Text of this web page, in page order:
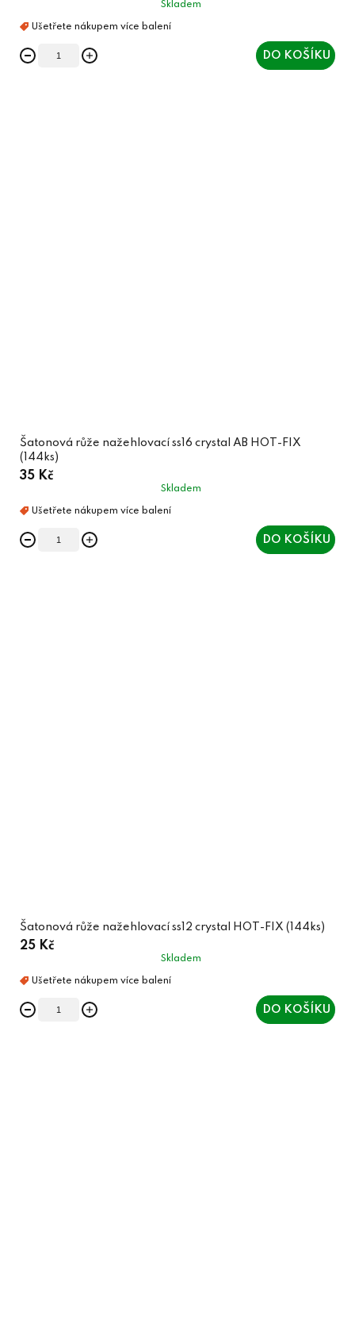
Skladem
DO KOŠÍKU
Šatonová růže nažehlovací ss16 crystal AB HOT-FIX
(144ks)
35 Kč
Skladem
DO KOŠÍKU
Šatonová růže nažehlovací ss12 crystal HOT-FIX (144ks)
25 Kč
Skladem
DO KOŠÍKU